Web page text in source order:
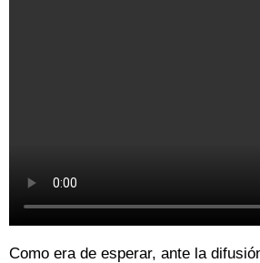
Como era de esperar, ante la